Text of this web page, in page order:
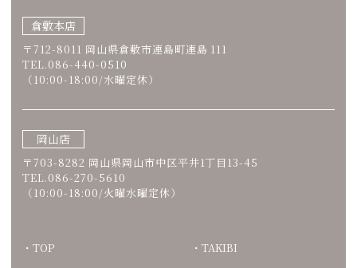
倉敷本店
〒712-8011 岡山県倉敷市連島町連島 111
TEL.086-440-0510
（10:00-18:00/水曜定休）
岡山店
〒703-8282 岡山県岡山市中区平井1丁目13-45
TEL.086-270-5610
（10:00-18:00/火曜水曜定休）
TOP
TAKIBI